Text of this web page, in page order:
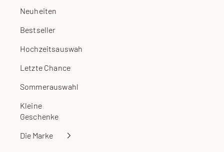
Neuheiten
Bestseller
Hochzeitsauswahl
Letzte Chance
Sommerauswahl
Kleine
Geschenke
Die Marke